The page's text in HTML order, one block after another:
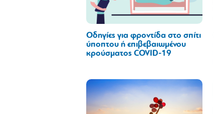
Οδηγίες για φροντίδα στο σπίτι
ύποπτου ή επιβεβαιωμένου
κρούσματος COVID-19